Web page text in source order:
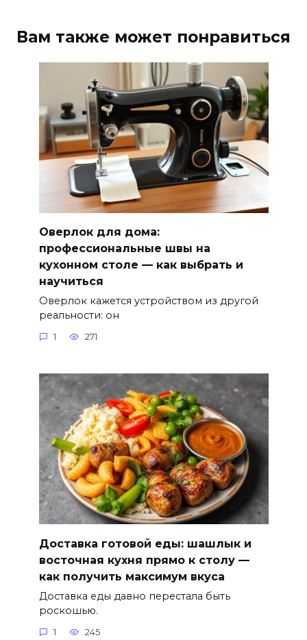
Вам также может понравиться
Оверлок для дома:
профессиональные швы на
кухонном столе — как выбрать и
научиться
Оверлок кажется устройством из другой
реальности: он
1 271
Доставка готовой еды: шашлык и
восточная кухня прямо к столу —
как получить максимум вкуса
Доставка еды давно перестала быть
роскошью.
1 245